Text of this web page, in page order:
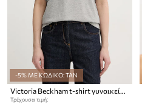
-5% ΜΕ ΚΩΔΙΚΟ: TAN
Victoria Beckham t-shirt γυναικείο βαμβακερό
Τρέχουσα τιμή: